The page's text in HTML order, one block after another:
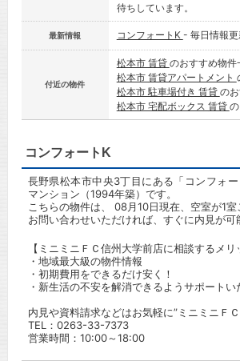
待ちしています。
最新情報 コンフォートK - 毎日情報更
付近の物件
松本市 賃貸 のおすすめ物件
松本市 賃貸アパートメント
松本市 駐車場付き 賃貸 の
松本市 宅配ボックス 賃貸
コンフォートK
長野県松本市中央3丁目にある「コンフォ
マンション（1994年築）です。
こちらの物件は、 08月10日現在、空室が1室
お問い合わせいただければ、すぐに内見が可
【ミニミニＦＣ信州大学前店に相談するメリ
・地域最大級の物件情報
・初期費用をできるだけ安く！
・新生活の不安を解消できるようサポートい
内見や資料請求などはお気軽に”ミニミニＦ
TEL： 0263-33-7373
営業時間：10:00～18:00